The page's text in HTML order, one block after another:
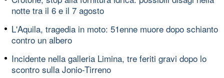
notte tra il 6 e il 7 agosto
L'Aquila, tragedia in moto: 51enne muore dopo schianto
contro un albero
Incidente nella galleria Limina, tre feriti gravi dopo lo
scontro sulla Jonio-Tirreno